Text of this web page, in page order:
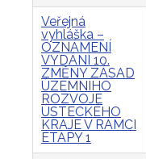
Veřejná
vyhláška –
OZNÁMENÍ
VYDÁNÍ 10.
ZMĚNY ZÁSAD
ÚZEMNÍHO
ROZVOJE
ÚSTECKÉHO
KRAJE V RÁMCI
ETAPY 1